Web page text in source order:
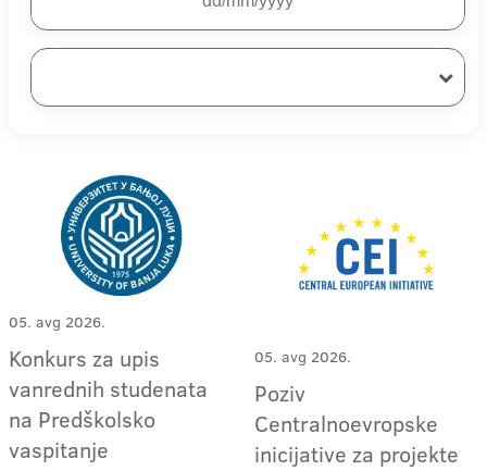
05. avg 2026.
Konkurs za upis
vanrednih studenata
na Predškolsko
vaspitanje
05. avg 2026.
Poziv
Centralnoevropske
inicijative za projekte